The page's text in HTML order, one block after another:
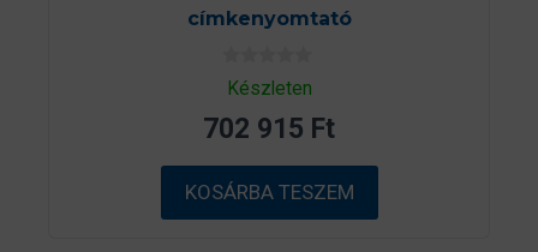
címkenyomtató
0
a
5
b
ő
l
Készleten
702 915 Ft
KOSÁRBA TESZEM